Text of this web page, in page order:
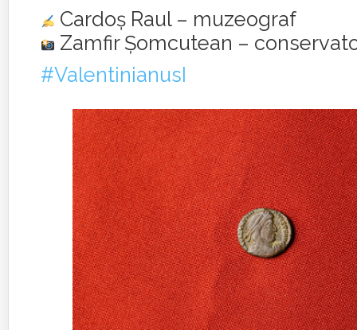
Cardoș Raul – muzeograf
Zamfir Șomcutean –
#ValentinianusI